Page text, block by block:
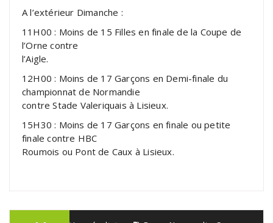
A l’extérieur Dimanche :
11H00 : Moins de 15 Filles en finale de la Coupe de
l’Orne contre
l’Aigle.
12H00 : Moins de 17 Garçons en Demi-finale du
championnat de Normandie
contre Stade Valeriquais à Lisieux.
15H30 : Moins de 17 Garçons en finale ou petite
finale contre HBC
Roumois ou Pont de Caux à Lisieux.